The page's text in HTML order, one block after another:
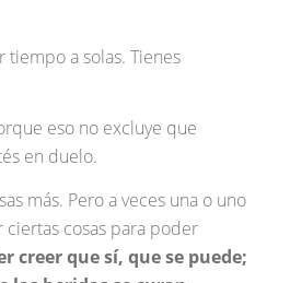
tiempo a solas. Tienes
eso no excluye que
en duelo.
más. Pero a veces una o uno
cosas para poder
creer que sí, que se puede;